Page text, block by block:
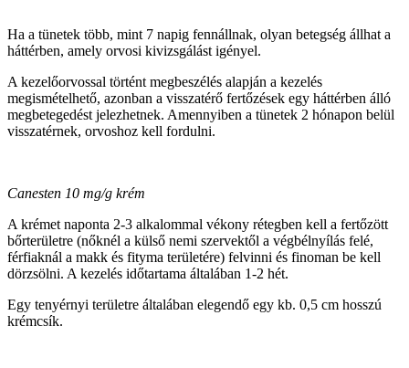
Ha a tünetek több, mint 7 napig fennállnak, olyan betegség állhat a
háttérben, amely orvosi kivizsgálást igényel.
A kezelőorvossal történt megbeszélés alapján a kezelés
megismételhető, azonban a visszatérő fertőzések egy háttérben álló
megbetegedést jelezhetnek. Amennyiben a tünetek 2 hónapon belül
visszatérnek, orvoshoz kell fordulni.
Canesten 10 mg/g krém
A krémet naponta 2‑3 alkalommal vékony rétegben kell a fertőzött
bőrterületre (nőknél a külső nemi szervektől a végbélnyílás felé,
férfiaknál a makk és fityma területére) felvinni és finoman be kell
dörzsölni. A kezelés időtartama általában 1‑2 hét.
Egy tenyérnyi területre általában elegendő egy kb. 0,5 cm hosszú
krémcsík.